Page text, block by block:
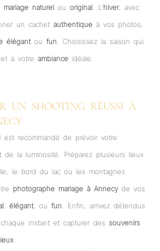
mariage naturel ou original . L’hiver, avec
un cachet authentiqueà vos photos,
élégantou fun. Choisissez la saison qui
à votre ambianceidéale.
UN SHOOTING RÉUSSI À
est recommandé de prévoir votre
la luminosité. Préparez plusieurs lieux
le bord du lac ou les montagnes
photographe mariage à Annecyde vos
, élégant, ou fun. Enfin, arrivez détendus
instant et capturer des souvenirs